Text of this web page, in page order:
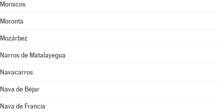
Moriscos
Moronta
Mozárbez
Narros de Matalayegua
Navacarros
Nava de Béjar
Nava de Francia